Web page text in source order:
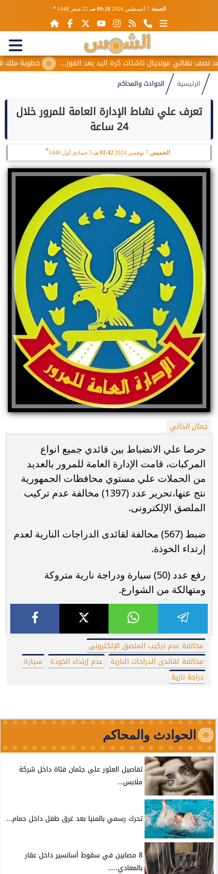
الجمعة 09:28 صـ 22 صفر 1448 هـ
خطوبة ملك نهائي مونديال ناشئات كرة اليد بعد الفوز...
الرئيسية الحوادث والمحاكم
تعرف علي نشاط الإدارة العامة للمرور خلال
24 ساعة
الخميس 7 نوفمبر 2024 01:42 مـ 5 جمادى أول 1446
هـ
جمال الدالي
حرصا علي الانضباط بين قائدي جميع انواع
المركبات، قامت الإدارة العامة للمرور بالعديد
من الحملات علي مستوي محافظات الجمهورية
نتج عنها،تحرير عدد (1397) مخالفة عدم تركيب
الملصق الإلكترونى.
ضبط (567) مخالفة لقائدى الدراجات النارية لعدم
إرتداء الخوذة.
رفع عدد (50) سيارة ودراجة نارية متروكة
ومتهالكة من الشوارع.
مخالفة عدم تركيب الملصق الإلكترونى
مخالفة لقائدى الدراجات النارية
عدم إرتداء الخوذة
سيارة
دراجة نارية
الحوادث والمحاكم
تفاصيل العثور على جثمان فتاة داخل شركة
ملابس...
تحرك رسمي بالمنيا بعد غرق طفل داخل حمام...
8 مصابين في سقوط أسانسير داخل عقار
بالمعادي.....